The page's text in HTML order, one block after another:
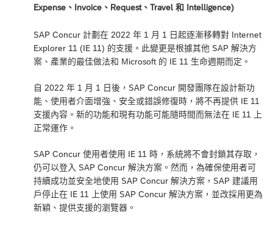
Expense、Invoice、Request、Travel 和 Intelligence)
SAP Concur 計劃在 2022 年 1 月 1 日起逐漸移轉對 Internet
Explorer 11 (IE 11) 的支援。此變更是根據其他 SAP 解決方
案、產業的最佳做法和 Microsoft 的 IE 11 生命週期而定。
自 2022 年 1 月 1 日後，SAP Concur 開發團隊在設計新功
能、使用者介面增強、安全或錯誤修復時，將不再提供 IE 11
支援內容。新的功能和現有功能可能隨時間而無法在 IE 11 上
正常運作。
SAP Concur 使用者使用 IE 11 時，系統將不會封鎖其存取，
仍可以登入 SAP Concur 解決方案。然而，為確保使用者可
持續成功並安全地使用 SAP Concur 解決方案，SAP 建議用
戶停止在 IE 11 上使用 SAP Concur 解決方案，並改採用更為
新穎、提供支援的瀏覽器。